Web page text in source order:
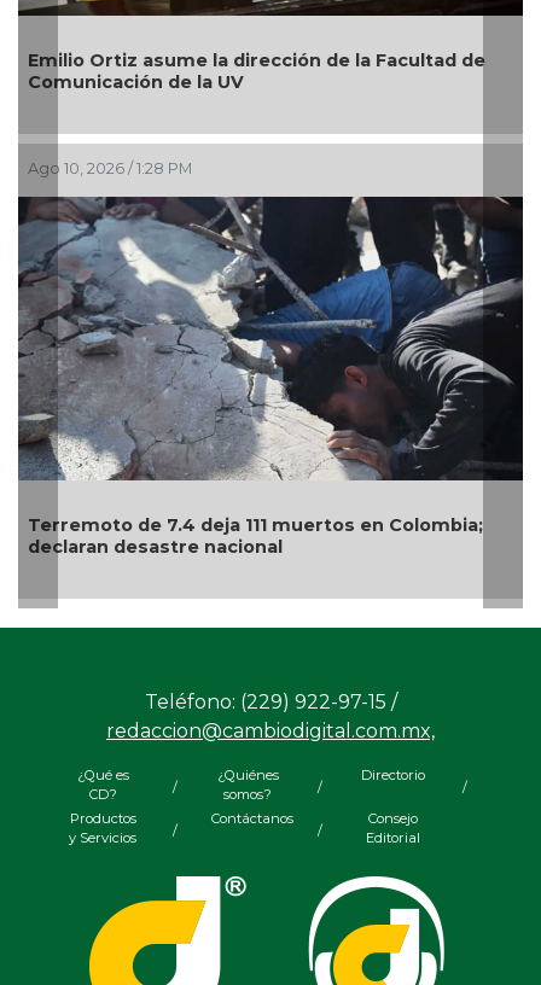
Emilio Ortiz asume la dirección de la Facultad de
Comunicación de la UV
Ago 10, 2026 / 1:28 PM
Terremoto de 7.4 deja 111 muertos en Colombia;
declaran desastre nacional
Teléfono: (229) 922-97-15 /
redaccion@cambiodigital.com.mx,
¿Qué es
CD?
/
¿Quiénes
somos?
/
Directorio
/
Productos
y Servicios
/
Contáctanos
/
Consejo
Editorial